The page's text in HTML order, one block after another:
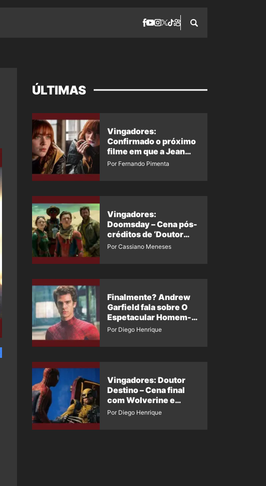
ÚLTIMAS
Vingadores:
Confirmado o próximo
filme em que a Jean
Grey irá aparecer
Por Fernando Pimenta
Vingadores:
Doomsday – Cena pós-
créditos de ‘Doutor
Destino’ é revelada
Por Cassiano Meneses
Finalmente? Andrew
Garfield fala sobre O
Espetacular Homem-
Aranha 3
Por Diego Henrique
Vingadores: Doutor
Destino – Cena final
com Wolverine e
Homem-Aranha de
Por Diego Henrique